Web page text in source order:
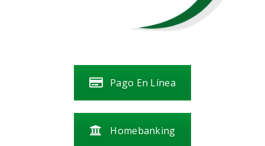
Pago En Línea
Homebanking